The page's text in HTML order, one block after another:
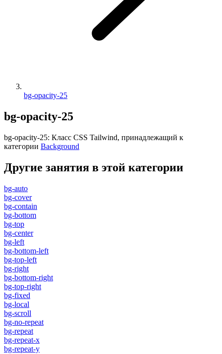
bg-opacity-25
bg-opacity-25
bg-opacity-25: Класс CSS Tailwind, принадлежащий к
категории Background
Другие занятия в этой категории
bg-auto
bg-cover
bg-contain
bg-bottom
bg-top
bg-center
bg-left
bg-bottom-left
bg-top-left
bg-right
bg-bottom-right
bg-top-right
bg-fixed
bg-local
bg-scroll
bg-no-repeat
bg-repeat
bg-repeat-x
bg-repeat-y